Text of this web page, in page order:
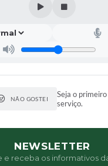
NÃO GOSTEI
Seja o
serviço.
NEWSLETTER
e receba os informativos